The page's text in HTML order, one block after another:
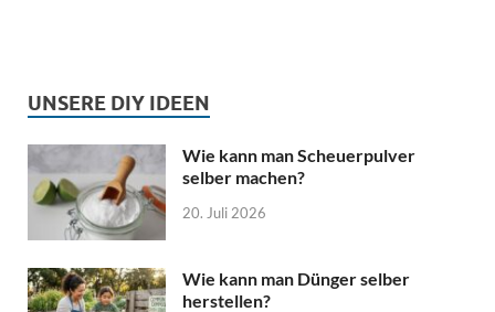
UNSERE DIY IDEEN
Wie kann man Scheuerpulver
selber machen?
20. Juli 2026
Wie kann man Dünger selber
herstellen?